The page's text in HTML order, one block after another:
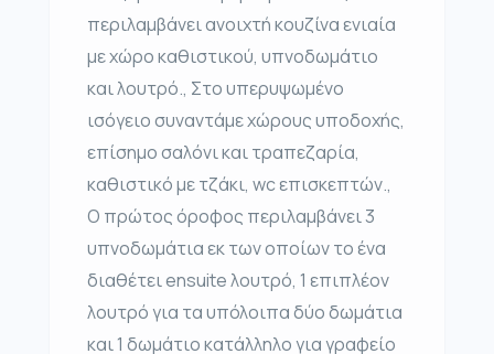
περιλαμβάνει ανοιχτή κουζίνα ενιαία
με χώρο καθιστικού, υπνοδωμάτιο
και λουτρό., Στο υπερυψωμένο
ισόγειο συναντάμε χώρους υποδοχής,
επίσημο σαλόνι και τραπεζαρία,
καθιστικό με τζάκι, wc επισκεπτών.,
Ο πρώτος όροφος περιλαμβάνει 3
υπνοδωμάτια εκ των οποίων το ένα
διαθέτει ensuite λουτρό, 1 επιπλέον
λουτρό για τα υπόλοιπα δύο δωμάτια
και 1 δωμάτιο κατάλληλο για γραφείο